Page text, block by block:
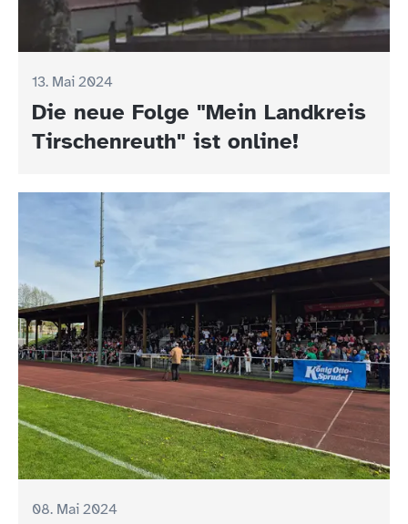
13. Mai 2024
Die neue Folge "Mein Landkreis
Tirschenreuth" ist online!
08. Mai 2024